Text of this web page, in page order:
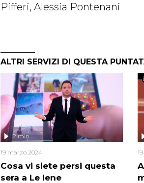
Pifferi, Alessia Pontenani
ALTRI SERVIZI DI QUESTA
Cosa vi siete persi questa
sera a Le Iene
2 min
19 marzo 2024